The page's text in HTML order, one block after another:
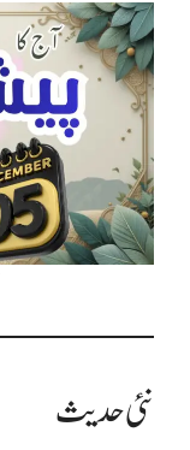
نئی حدیث